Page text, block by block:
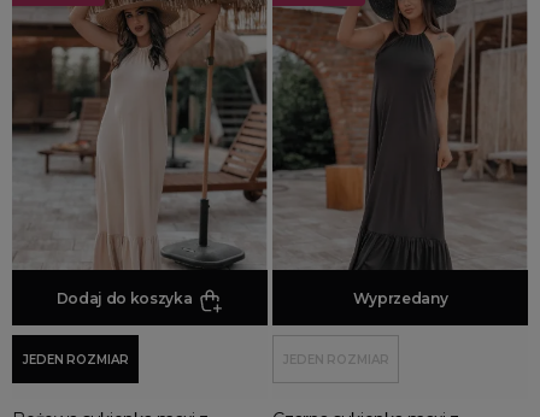
Dodaj do koszyka
JEDEN ROZMIAR
Dodaj do koszyka
Wyprzedany
JEDEN ROZMIAR